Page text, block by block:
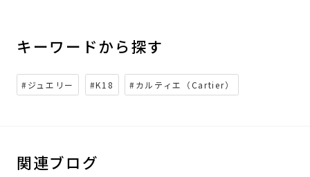
キーワードから探す
#ジュエリー #K18 #カルティエ（Cartier）
関連ブログ